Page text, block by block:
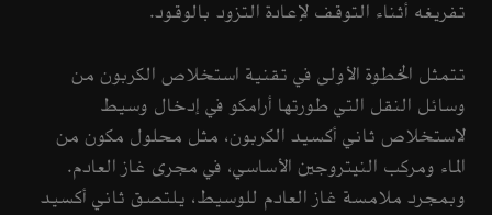
تفريغه أثناء التوقف لإعادة التزود بالوقود.
تتمثل الخطوة الأولى في تقنية استخلاص الكربون من
وسائل النقل التي طورتها أرامكو في إدخال وسيط
لاستخلاص ثاني أكسيد الكربون، مثل محلول مكون من
الماء ومركب النيتروجين الأساسي، في مجرى غاز العادم.
وبمجرد ملامسة غاز العادم للوسيط، يلتصق ثاني أكسيد